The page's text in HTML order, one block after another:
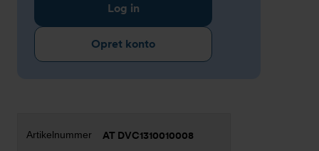
Log in
Opret konto
AT DVC1310010008